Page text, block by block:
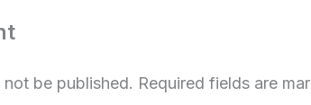
be published. Required fields are